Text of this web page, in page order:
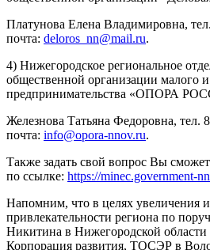
Платунова Елена Владимировна,
почта: deloros_nn@mail.ru.
4) Нижегородское региональное
общественной организации малого и
предпринимательства «ОПОРА
Железнова Татьяна Федоровна, тел.
почта: info@opora-nnov.ru.
Также задать свой вопрос Вы
по ссылке: https://minec.government-
Напомним, что в целях увеличения
привлекательности региона по
Никитина в Нижегородской области
Корпорация развития, ТОСЭР в